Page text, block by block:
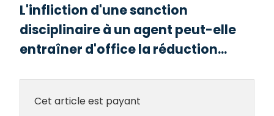
L'infliction d'une sanction
disciplinaire à un agent peut-elle
entraîner d'office la réduction...
Cet article est payant